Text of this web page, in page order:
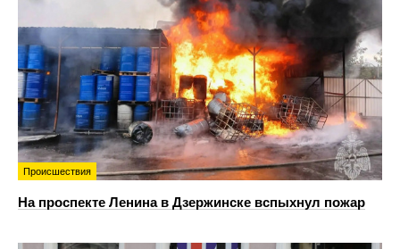
Происшествия
На проспекте Ленина в Дзержинске вспыхнул пожар